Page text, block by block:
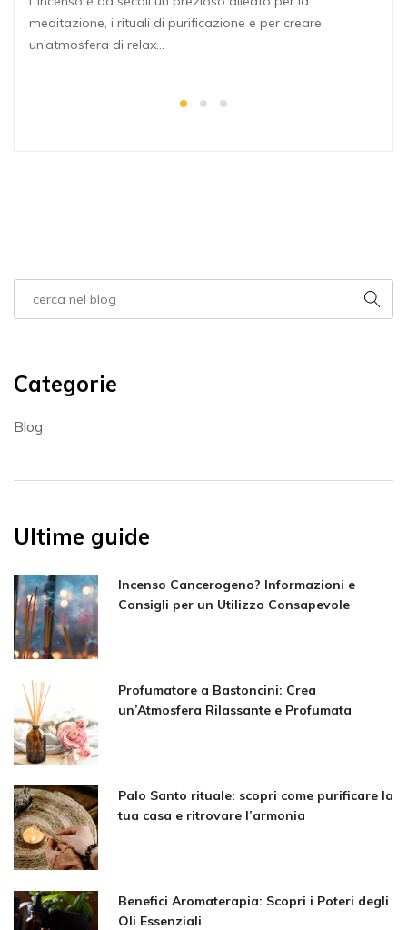
meditazione, i rituali di purificazione e per creare
un’atmosfera di relax…
Categorie
Blog
Ultime guide
Incenso Cancerogeno? Informazioni e
Consigli per un Utilizzo Consapevole
Profumatore a Bastoncini: Crea
un’Atmosfera Rilassante e Profumata
Palo Santo rituale: scopri come purificare la
tua casa e ritrovare l’armonia
Benefici Aromaterapia: Scopri i Poteri degli
Oli Essenziali